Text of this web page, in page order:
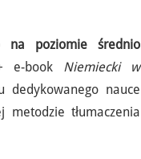
na poziomie średnio
e-book Niemiecki w
nauce
metodzie tłumaczenia